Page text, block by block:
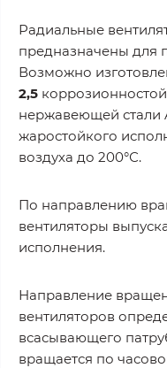
Радиальные
предназначены для
Возможно
2,5
нержавеющей стали
жаростойкого
воздуха до 200°С.
По направлению
вентиляторы
исполнения.
Направление
вентиляторов
всасывающего
вращается по